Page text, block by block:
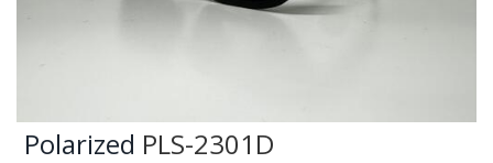
Polarized PLS-2301D